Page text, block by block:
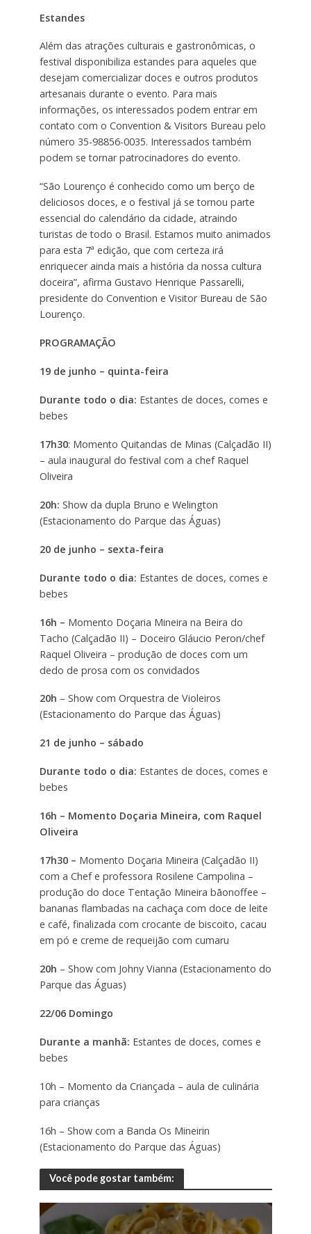
Estandes
Além das atrações culturais e gastronômicas, o
festival disponibiliza estandes para aqueles que
desejam comercializar doces e outros produtos
artesanais durante o evento. Para mais
informações, os interessados podem entrar em
contato com o Convention & Visitors Bureau pelo
número 35-98856-0035. Interessados também
podem se tornar patrocinadores do evento.
“São Lourenço é conhecido como um berço de
deliciosos doces, e o festival já se tornou parte
essencial do calendário da cidade, atraindo
turistas de todo o Brasil. Estamos muito animados
para esta 7ª edição, que com certeza irá
enriquecer ainda mais a história da nossa cultura
doceira”, afirma Gustavo Henrique Passarelli,
presidente do Convention e Visitor Bureau de São
Lourenço.
PROGRAMAÇÃO
19 de junho – quinta-feira
Durante todo o dia: Estantes de doces, comes e
bebes
17h30: Momento Quitandas de Minas (Calçadão II)
– aula inaugural do festival com a chef Raquel
Oliveira
20h: Show da dupla Bruno e Welington
(Estacionamento do Parque das Águas)
20 de junho – sexta-feira
Durante todo o dia: Estantes de doces, comes e
bebes
16h – Momento Doçaria Mineira na Beira do
Tacho (Calçadão II) – Doceiro Gláucio Peron/chef
Raquel Oliveira – produção de doces com um
dedo de prosa com os convidados
20h – Show com Orquestra de Violeiros
(Estacionamento do Parque das Águas)
21 de junho – sábado
Durante todo o dia: Estantes de doces, comes e
bebes
16h – Momento Doçaria Mineira, com Raquel
Oliveira
17h30 – Momento Doçaria Mineira (Calçadão II)
com a Chef e professora Rosilene Campolina –
produção do doce Tentação Mineira bãonoffee –
bananas flambadas na cachaça com doce de leite
e café, finalizada com crocante de biscoito, cacau
em pó e creme de requeijão com cumaru
20h – Show com Johny Vianna (Estacionamento do
Parque das Águas)
22/06 Domingo
Durante a manhã: Estantes de doces, comes e
bebes
10h – Momento da Criançada – aula de culinária
para crianças
16h – Show com a Banda Os Mineirin
(Estacionamento do Parque das Águas)
Você pode gostar também: